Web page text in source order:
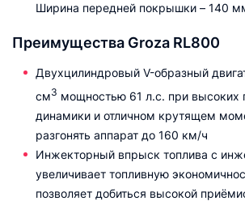
Ширина передней покрышки – 140
Преимущества Groza RL800
Двухцилиндровый V-образный
см3 мощностью 61 л.с. при высоких
динамики и отличном крутящем
разгонять аппарат до 160 км/ч
Инжекторный впрыск топлива с
увеличивает топливную
позволяет добиться высокой